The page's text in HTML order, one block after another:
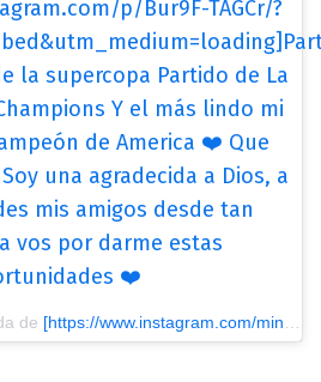
p/Bur9F-TAGCr/?
la supercopa Partido de La
Y el más lindo mi
de America ❤️ Que
una agradecida a Dios, a
mis amigos desde tan
vos por darme estas
❤️
de [https://www.instagram.com/minabonino/?utm_source=ig_embed&utm_medium=loading] Mina Bonino